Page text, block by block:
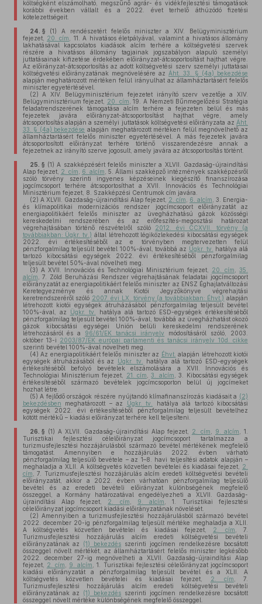
költségként elszámolható, megszűnő agrár- és vidékfejlesztési támogatások
korábbi években vállalt és a 2022. évet terhelő áthúzódó fizetési
kötelezettségeit.
24. § (1)
A rendészetért felelős miniszter a XIV. Belügyminisztérium
fejezet, 20. cím
, 11. A hivatásos életpályával, valamint a hivatásos állomány
lakhatásával kapcsolatos kiadások alcím terhére a költségvetési szervek
részére a hivatásos állomány tagjainak jogszabályon alapuló személyi
juttatásainak kifizetése érdekében előirányzat-átcsoportosítást hajthat végre.
Az előirányzat-átcsoportosítás az adott költségvetési szerv személyi juttatásai
költségvetési előirányzatának megnövelésére az Áht. 33. § (4a) bekezdése
alapján meghatározott mértéken felül irányulhat az államháztartásért felelős
miniszter egyetértésével.
(2) A XIV. Belügyminisztérium fejezetet irányító szerv vezetője a XIV.
Belügyminisztérium fejezet, 20. cím , 19. A Nemzeti Bűnmegelőzési Stratégia
feladatrendszerének támogatása alcím terhére a fejezeten belül és más
fejezetek javára előirányzat-átcsoportosítást hajthat végre, amely
átcsoportosítás alapján a személyi juttatások költségvetési előirányzata az Áht.
33. § (4a) bekezdése alapján meghatározott mértéken felül megnövelhető az
államháztartásért felelős miniszter egyetértésével. A más fejezetek javára
átcsoportosított előirányzat terhére történő visszarendezésre annak a
fejezetnek az irányító szerve jogosult, amely javára az átcsoportosítás történt.
25. § (1) A szakképzésért felelős miniszter a XLVII. Gazdaság-újraindítási
Alap fejezet, 2. cím 6. alcím , 5. Állami szakképző intézmények szakképzésről
szóló törvény szerinti ingyenes képzéseinek kiegészítő finanszírozása
jogcímcsoport terhére átcsoportosíthat a XVII. Innovációs és Technológiai
Minisztérium fejezet, 8. Szakképzési Centrumok cím javára.
(2) A XLVII. Gazdaság-újraindítási Alap fejezet, 2. cím 6. alcím , 3. Energia-
és klímapolitikai modernizációs rendszer jogcímcsoport előirányzatát az
energiapolitikáért felelős miniszter az üvegházhatású gázok közösségi
kereskedelmi rendszerében és az erőfeszítés-megosztási határozat
végrehajtásában történő részvételről szóló 2012. évi CCXVII. törvény (a
továbbiakban: Ügkr. tv.) által létrehozott légiközlekedési kibocsátási egységek
2022. évi értékesítéséből az e törvényben megtervezetten felül
pénzforgalmilag teljesült bevétel 100%-ával, továbbá az Ügkr. tv.
hatálya alá
tartozó kibocsátási egységek 2022. évi értékesítéséből pénzforgalmilag
teljesült bevétel 50%-ával növelheti meg.
(3) A XVII. Innovációs és Technológiai Minisztérium fejezet, 20. cím ,35.
alcím , 7. Zöld Beruházási Rendszer végrehajtásának feladatai jogcímcsoport
előirányzatát az energiapolitikáért felelős miniszter az ENSZ Éghajlatváltozási
Keretegyezménye és annak Kiotói Jegyzőkönyve végrehajtási
keretrendszeréről szóló 2007. évi LX. törvény (a továbbiakban: Éhvt.) alapján
létrehozott kiotói egységek átruházásából pénzforgalmilag teljesült bevétel
100%-ával, az
Ügkr. tv.
hatálya alá tartozó ESD-egységek értékesítéséből
pénzforgalmilag teljesült bevétel 100%-ával, továbbá az üvegházhatást okozó
gázok kibocsátási egységei Unión belüli kereskedelmi rendszerének
létrehozásáról és a 96/61/EK tanácsi irányelv módosításáról szóló, 2003.
október 13-i 2003/87/EK európai parlamenti és tanácsi irányelv 10d. cikke
szerinti bevétel 100%-ával növelheti meg.
(4) Az energiapolitikáért felelős miniszter az Éhvt. alapján létrehozott kiotói
egységek átruházásából és az Ügkr. tv.
hatálya alá tartozó ESD-egységek
értékesítéséből befolyó bevételek elszámolására a XVII. Innovációs és
Technológiai Minisztérium fejezet,
21. cím ,3. alcím , 3. Kibocsátási egységek
értékesítéséből származó bevételek jogcímcsoporton belül új jogcímeket
hozhat létre.
(5) A fejlődő országok részére nyújtandó klímafinanszírozás kiadásait a (2)
bekezdésben meghatározott – az Ügkr. tv.
hatálya alá tartozó kibocsátási
egységek 2022. évi értékesítéséből pénzforgalmilag teljesült bevételhez
kötött mértékű – kiadási előirányzat terhére kell teljesíteni.
26. § (1) A XLVII. Gazdaság-újraindítási Alap fejezet, 2. cím 9. alcím , 1.
Turisztikai fejlesztési célelőirányzat jogcímcsoport tartalmazza a
turizmusfejlesztési hozzájárulásból származó bevétel mértékének megfelelő
támogatást. Amennyiben e hozzájárulás 2022. évben várható
pénzforgalmilag teljesülő bevétele – az 1–8. havi teljesítési adatok alapján –
meghaladja a XLII. A költségvetés közvetlen bevételei és kiadásai fejezet, 2.
cím , 7. Turizmusfejlesztési hozzájárulás alcím eredeti költségvetési bevételi
előirányzatát, akkor a 2022. évben várhatóan pénzforgalmilag teljesülő
bevétel és az eredeti bevételi előirányzat különbségének megfelelő
összeggel, a Kormány határozatával engedélyezheti a XLVII. Gazdaság-
újraindítási Alap fejezet, 2. cím 9. alcím , 1. Turisztikai fejlesztési
célelőirányzat jogcímcsoport kiadási előirányzatának növelését.
(2) Amennyiben a turizmusfejlesztési hozzájárulásból származó bevétel
2022. december 20-ig pénzforgalmilag teljesült mértéke meghaladja a XLII.
A költségvetés közvetlen bevételei és kiadásai fejezet, 2. cím , 7.
Turizmusfejlesztési hozzájárulás alcím eredeti költségvetési bevételi
előirányzatának az (1) bekezdés szerinti jogcímen rendelkezésre bocsátott
összeggel növelt mértékét, az államháztartásért felelős miniszter legkésőbb
2022. december 27-ig megnövelheti a XLVII. Gazdaság-újraindítási Alap
fejezet,
2. cím 9. alcím , 1. Turisztikai fejlesztési célelőirányzat jogcímcsoport
kiadási előirányzatát a pénzforgalmilag teljesült bevétel és a XLII. A
költségvetés közvetlen bevételei és kiadásai fejezet,
2. cím , 7.
Turizmusfejlesztési hozzájárulás alcím eredeti költségvetési bevételi
előirányzatának az (1) bekezdés szerinti jogcímen rendelkezésre bocsátott
összeggel növelt mértéke különbségének megfelelő összeggel.